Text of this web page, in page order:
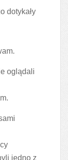
dotykały
oglądali
jedno z